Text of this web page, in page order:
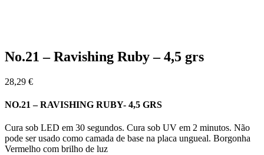
No.21 – Ravishing Ruby – 4,5 grs
28,29 €
NO.21 – RAVISHING RUBY- 4,5 GRS
Cura sob LED em 30 segundos. Cura sob UV em 2 minutos. Não
pode ser usado como camada de base na placa ungueal. Borgonha
Vermelho com brilho de luz